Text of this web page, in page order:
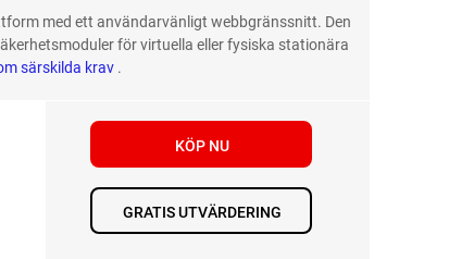
med ett användarvänligt webbgränssnitt. Den
för virtuella eller fysiska stationära
särskilda krav .
KÖP NU
GRATIS UTVÄRDERING